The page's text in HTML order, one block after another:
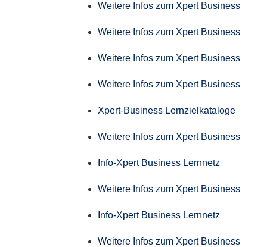
Weitere Infos zum Xpert Business
Weitere Infos zum Xpert Business
Weitere Infos zum Xpert Business
Weitere Infos zum Xpert Business
Xpert-Business Lernzielkataloge
Weitere Infos zum Xpert Business
Info-Xpert Business Lernnetz
Weitere Infos zum Xpert Business
Info-Xpert Business Lernnetz
Weitere Infos zum Xpert Business